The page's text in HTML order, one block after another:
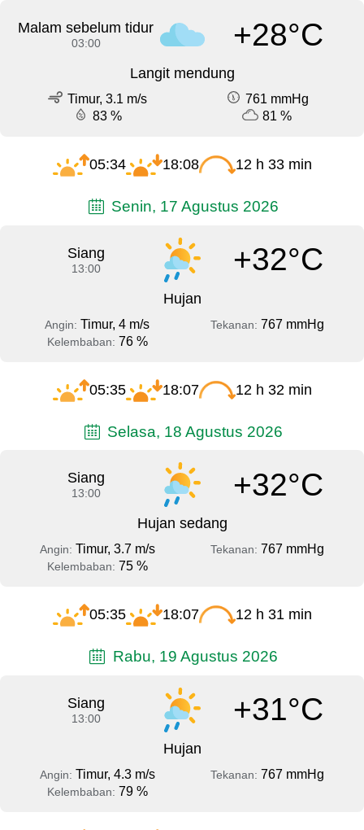
Malam sebelum tidur
03:00 +28°C
Langit mendung
Timur, 3.1 m/s
761 mmHg
83 %
81 %
05:34 18:08 12 h 33 min
Senin, 17 Agustus 2026
Siang
13:00 +32°C
Hujan
Angin: Timur, 4 m/s Tekanan: 767 mmHg
Kelembaban: 76 %
05:35 18:07 12 h 32 min
Selasa, 18 Agustus 2026
Siang
13:00 +32°C
Hujan sedang
Angin: Timur, 3.7 m/s Tekanan: 767 mmHg
Kelembaban: 75 %
05:35 18:07 12 h 31 min
Rabu, 19 Agustus 2026
Siang
13:00 +31°C
Hujan
Angin: Timur, 4.3 m/s Tekanan: 767 mmHg
Kelembaban: 79 %